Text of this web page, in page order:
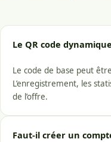
Le QR code
Le code de base peut
L’enregistrement, les
de l’offre.
Faut-il créer un